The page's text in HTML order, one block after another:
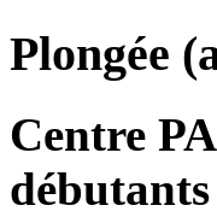
Plongée
Centre